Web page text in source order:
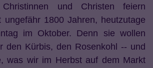
Christinnen und Christen feiern
ungefähr 1800 Jahren, heutzutage
im Oktober. Denn sie wollen
den Kürbis, den Rosenkohl -- und
was wir im Herbst auf dem Markt